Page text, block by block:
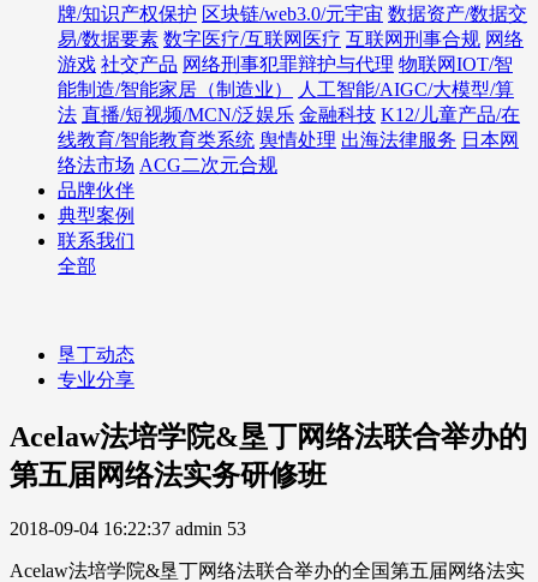
牌/知识产权保护 区块链/web3.0/元宇宙 数据资产/数据交
易/数据要素 数字医疗/互联网医疗 互联网刑事合规 网络
游戏 社交产品 网络刑事犯罪辩护与代理 物联网IOT/智
能制造/智能家居（制造业）
人工智能/AIGC/大模型/算
法 直播/短视频/MCN/泛娱乐 金融科技 K12/儿童产品/在
线教育/智能教育类系统 舆情处理 出海法律服务 日本网
络法市场 ACG二次元合规
品牌伙伴
典型案例
联系我们
全部
垦丁动态
专业分享
Acelaw法培学院&垦丁网络法联合举办的
第五届网络法实务研修班 ​
2018-09-04 16:22:37 admin 53
Acelaw法培学院&垦丁网络法联合举办的全国第五届网络法实